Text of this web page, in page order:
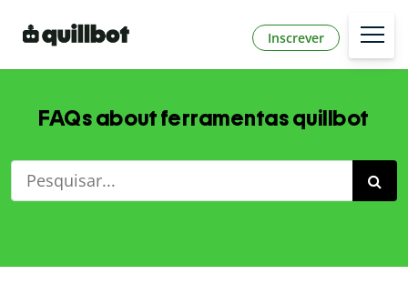
Inscrever
FAQs about ferramentas quillbot